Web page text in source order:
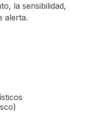
la sensibilidad,
alerta.